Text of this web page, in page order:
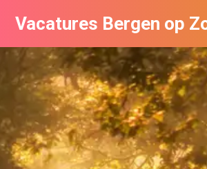
Vacatures Bergen op
Vacatures per bedrijf
De populairste vacatures in Bergen op
Zoom